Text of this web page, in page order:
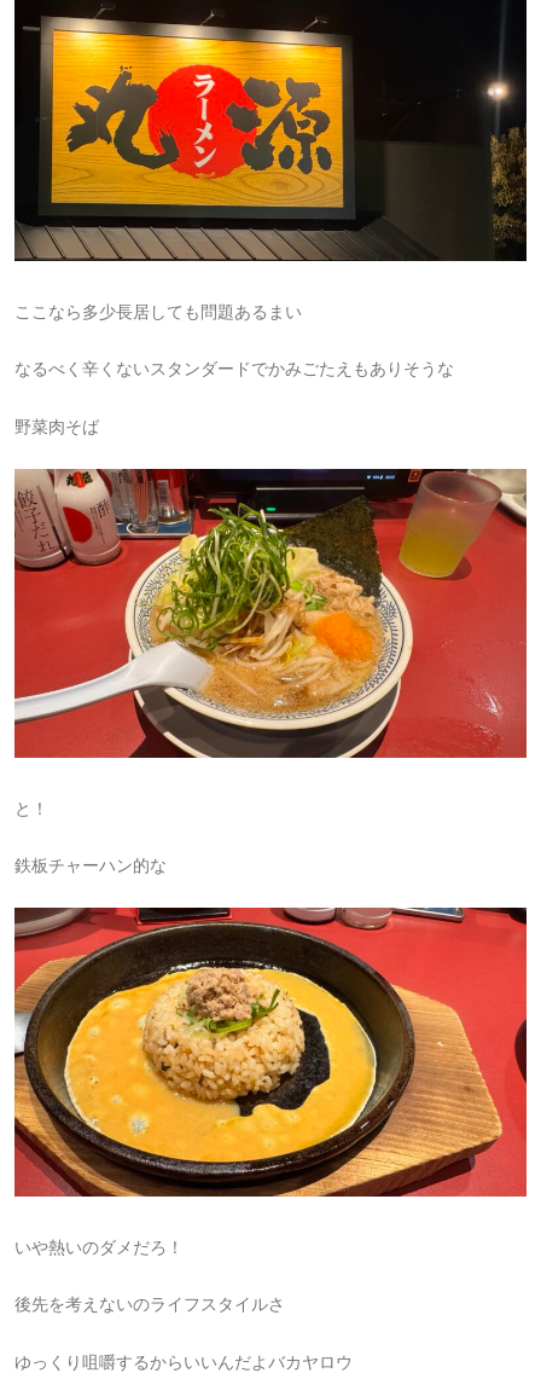
ここなら多少長居しても問題あるまい
なるべく辛くないスタンダードでかみごたえもありそうな
野菜肉そば
と！
鉄板チャーハン的な
いや熱いのダメだろ！
後先を考えないのライフスタイルさ
ゆっくり咀嚼するからいいんだよバカヤロウ